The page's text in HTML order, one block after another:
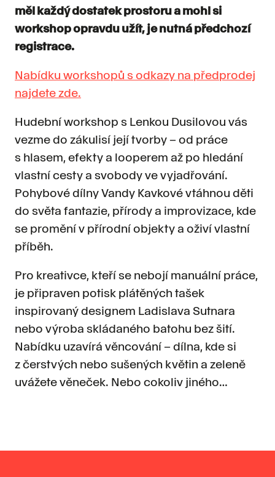
měl každý dostatek prostoru a mohl si
workshop opravdu užít, je nutná předchozí
registrace.
Nabídku workshopů s odkazy na předprodej
najdete zde.
Hudební workshop s Lenkou Dusilovou vás
vezme do zákulisí její tvorby – od práce
s hlasem, efekty a looperem až po hledání
vlastní cesty a svobody ve vyjadřování.
Pohybové dílny Vandy Kavkové vtáhnou děti
do světa fantazie, přírody a improvizace, kde
se promění v přírodní objekty a oživí vlastní
příběh.
Pro kreativce, kteří se nebojí manuální práce,
je připraven potisk plátěných tašek
inspirovaný designem Ladislava Sutnara
nebo výroba skládaného batohu bez šití.
Nabídku uzavírá věncování – dílna, kde si
z čerstvých nebo sušených květin a zeleně
uvážete věneček. Nebo cokoliv jiného…